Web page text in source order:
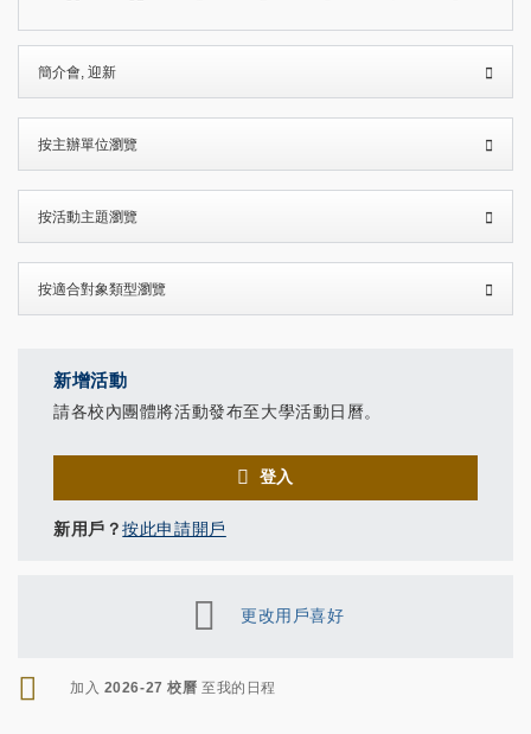
新增活動
請各校內團體將活動發布至大學活動日曆。
登入
新用戶？按此申請開戶
更改用戶喜好
RSS
加入 2026-27 校曆 至我的日程